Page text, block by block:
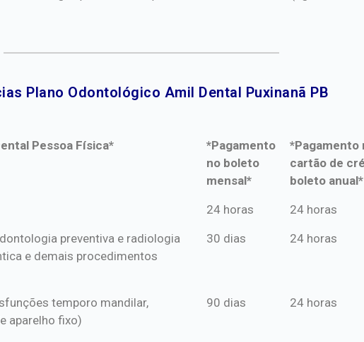
Plano Odontológico Amil Dental Puxinanã PB​
Pessoa Física*
*Pagamento
no boleto
mensal*
*Pagamento
cartão de
boleto anual*
Pessoa Física*
*Pagamento
mensal*
*Pagamento
boleto anual*
24 horas 24 horas
preventiva e radiologia
e demais procedimentos
30 dias 24 horas
temporo mandilar,
aparelho fixo)
90 dias 24 horas